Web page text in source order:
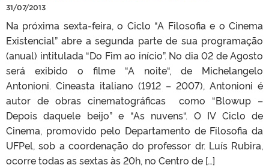
31/07/2013
Na próxima sexta-feira, o Ciclo “A Filosofia e o Cinema
Existencial” abre a segunda parte de sua programação
(anual) intitulada “Do Fim ao início”. No dia 02 de Agosto
será exibido o filme “A noite“, de Michelangelo
Antonioni. Cineasta italiano (1912 – 2007), Antonioni é
autor de obras cinematográficas como “Blowup –
Depois daquele beijo” e “As nuvens“. O IV Ciclo de
Cinema, promovido pelo Departamento de Filosofia da
UFPel, sob a coordenação do professor dr. Luís Rubira,
ocorre todas as sextas às 20h, no Centro de […]